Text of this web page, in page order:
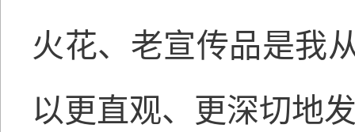
火花、老宣传品是我
以更直观、更深切地